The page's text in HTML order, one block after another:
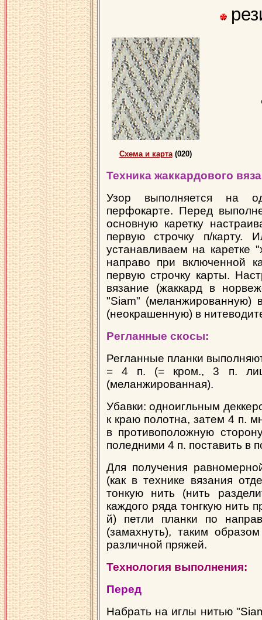
Схема и карта(020)
Техника жаккардового
Узор выполняется на
перфокарте. Перед
основную каретку
первую строчку п/карту.
устанавливаем на каретке
направо при включенной
первую строчку карты.
вязание (жаккард в
"Siam" (меланжированную)
(неокрашенную) в
Регланные скосы:
Регланные планки
= 4 п. (= кром., 3 п. лиц.
(меланжированная).
Убавки: одноигльным
к краю полотна, затем 4 п.
в противоположную
поледними 4 п. поставить в
Для получения
(как в технике вязания
тонкую нить (нить
каждого ряда тонгкую нить
й) петли планки по
(замахнуть), таким
различной пряжей.
Технология выполнения:
Перед
Набрать на иглы нитью